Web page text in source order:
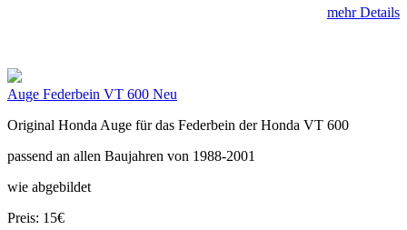
mehr Details
Auge Federbein VT 600 Neu
Original Honda Auge für das Federbein der Honda VT 600
passend an allen Baujahren von 1988-2001
wie abgebildet
Preis: 15€